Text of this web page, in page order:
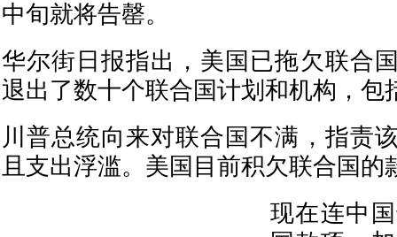
中旬就将告罄。
华尔街日报指出，美国已拖欠联合
退出了数十个联合国计划和机构，包
川普总统向来对联合国不满，指责
且支出浮滥。美国目前积欠联合国的
现在连中